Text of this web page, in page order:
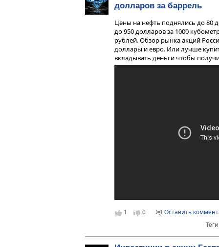
долларов за баррель
Цены на нефть поднялись до 80
до 950 долларов за 1000
рублей. Обзор рынка акций
доллары и евро. Или лучше
вкладывать деньги чтобы
1 0
Оставить